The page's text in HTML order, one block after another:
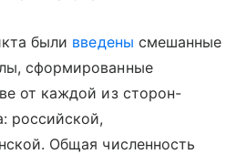
были введены смешанные
сформированные
от каждой из сторон-
российской,
Общая численность